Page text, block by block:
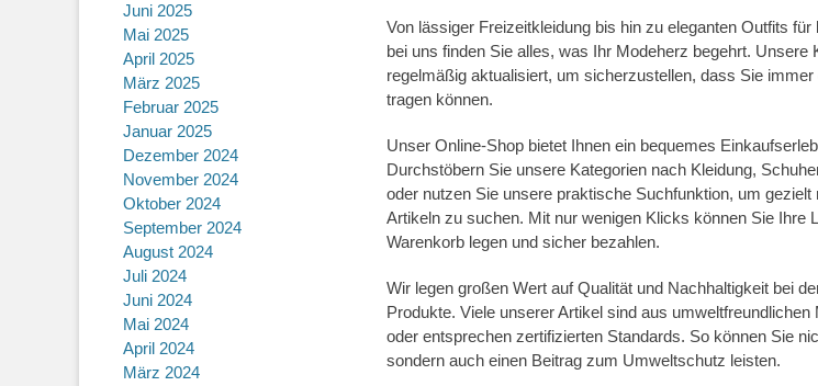
Von lässiger Freizeitkleidung bis hin zu eleganten Outfits
bei uns finden Sie alles, was Ihr Modeherz begehrt. Unsere
regelmäßig aktualisiert, um sicherzustellen, dass Sie immer
tragen können.
Unser Online-Shop bietet Ihnen ein bequemes
Durchstöbern Sie unsere Kategorien nach Kleidung,
oder nutzen Sie unsere praktische Suchfunktion, um
Artikeln zu suchen. Mit nur wenigen Klicks können Sie Ihre
Warenkorb legen und sicher bezahlen.
Wir legen großen Wert auf Qualität und Nachhaltigkeit bei
Produkte. Viele unserer Artikel sind aus umweltfreundlichen
oder entsprechen zertifizierten Standards. So können Sie
sondern auch einen Beitrag zum Umweltschutz leisten.
Juni 2025
Mai 2025
April 2025
März 2025
Februar 2025
Januar 2025
Dezember 2024
November 2024
Oktober 2024
September 2024
August 2024
Juli 2024
Juni 2024
Mai 2024
April 2024
März 2024